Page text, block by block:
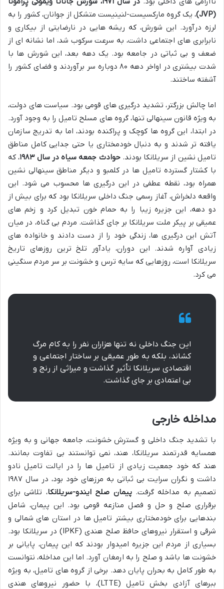
(JVP)
، یک گروه مارکسیست-لنینیست متشکل از جوانان، کشور را به
لرزه درآورد. این شورش، که ریشه هایی در نارضایتی از بیکاری و
نابرابری های اجتماعی داشت، به سرعت سرکوب شد، اما نشانه ای از
ضعف و بی ثباتی در جامعه بود. یک دهه بعد، این شورش ها با
شدت بیشتری در اواخر دهه ۸۰ دوباره سر برآوردند و فضای کشور را
آشفته ساختند.
اما چالش بزرگتر، تشدید درگیری های قومی بود. سیاست های دولت،
به ویژه قانون سینهالی تنها، گروه های مسلح تامیل را به وجود آورد.
در ابتدا، این گروه ها کوچک و پراکنده بودند، اما به تدریج سازمان
یافته تر شدند و به دنبال خودمختاری یا حتی جدایی کامل مناطق
تامیل نشین از سریلانکا بودند.حوادث جمعه سیاه در سال ۱۹۸۳
، که
با کشتار گسترده تامیل ها در کلمبو و دیگر مناطق سینهالی نشین
همراه بود، نقطه عطفی در این درگیری ها محسوب می شود. این
واقعه دلخراش، آغاز رسمی جنگ داخلی سریلانکا بود که برای بیش از
دو دهه، این جزیره زیبا را به حمام خون تبدیل کرد و زخم های
عمیقی بر پیکر ملت سریلانکا بر جای گذاشت. مردم بی گناه، در میان
آتش این درگیری ها، زندگی خود را از دست دادند و خانواده های
زیادی آواره شدند. این دوران، یادآور تلخ ترین روزهای تاریخ
سریلانکا است، روزهایی که سایه ترس و خشونت بر سر مردم سنگینی
می کرد.
این جنگ داخلی نه تنها هزاران نفر را به کام مرگ
کشاند، بلکه به طور عمیقی بر ساختار اجتماعی و
اقتصادی سریلانکا تأثیر گذاشت و میراثی از رنج و
بی اعتمادی بر جای گذاشت.
مداخله خارجی
با تشدید جنگ داخلی و گسترش خشونت، جامعه جهانی و به ویژه
همسایه قدرتمند سریلانکا، هند، نمی توانستند بی تفاوت بمانند.
هند که خود جمعیت زیادی از تامیل ها را در ایالت تامیل نادو
داشت و نگران سرایت بی ثباتی به مرزهای خود بود، در سال ۱۹۸۷
تصمیم به مداخله گرفت.پیمان صلح ایندو-سریلانکا، تلاشی برای
برقراری صلح و حل و فصل منازعه قومی بود. این پیمان، شامل
بندهایی برای خودمختاری بیشتر تامیل ها در استان های شمالی و
شرقی و استقرار نیروهای حافظ صلح هندی (IPKF) در سریلانکا بود.
بسیاری از مردم این جزیره امیدوار بودند که این پیمان، پایانی بر
خشونت ها باشد و صلح را به ارمغان آورد. اما این مداخله، نتوانست
به طور کامل به بحران پایان دهد. برخی از گروه های تامیل، به ویژه
ببرهای آزادی بخش تامیل (LTTE)، با حضور نیروهای هندی